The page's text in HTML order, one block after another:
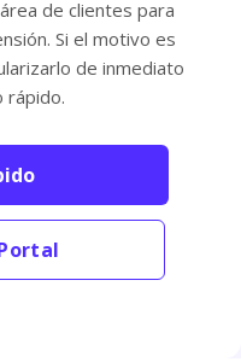
de clientes para
Si el motivo es
de inmediato
rápido.